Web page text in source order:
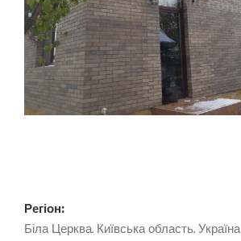
Регіон:
Біла Церква. Київська область. Україна